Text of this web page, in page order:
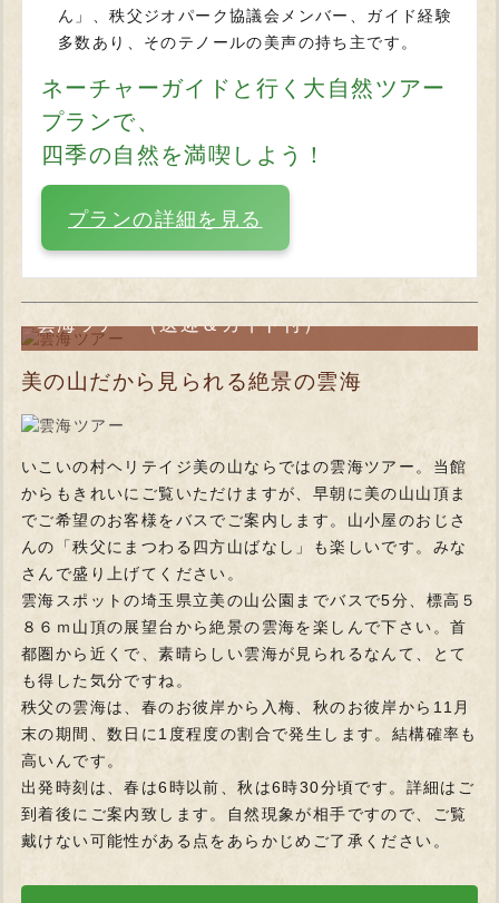
ん」、秩父ジオパーク協議会メンバー、ガイド経験
多数あり、そのテノールの美声の持ち主です。
ネーチャーガイドと行く大自然ツアー
プランで、
四季の自然を満喫しよう！
プランの詳細を見る
雲海ツアー（送迎＆ガイド付）
美の山だから見られる絶景の雲海
いこいの村ヘリテイジ美の山ならではの雲海ツアー。当館
からもきれいにご覧いただけますが、早朝に美の山山頂ま
でご希望のお客様をバスでご案内します。山小屋のおじさ
んの「秩父にまつわる四方山ばなし」も楽しいです。みな
さんで盛り上げてください。
雲海スポットの埼玉県立美の山公園までバスで5分、標高５
８６ｍ山頂の展望台から絶景の雲海を楽しんで下さい。首
都圏から近くで、素晴らしい雲海が見られるなんて、とて
も得した気分ですね。
秩父の雲海は、春のお彼岸から入梅、秋のお彼岸から11月
末の期間、数日に1度程度の割合で発生します。結構確率も
高いんです。
出発時刻は、春は6時以前、秋は6時30分頃です。詳細はご
到着後にご案内致します。自然現象が相手ですので、ご覧
戴けない可能性がある点をあらかじめご了承ください。